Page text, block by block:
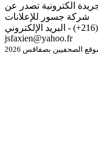
الكترونية تصدر عن
شركة جسور للإعلانات
للإتصال أو نشر الردود الهاتف 54779966 (216+) - البريد الإلكتروني
jsfaxien@yahoo.fr
الصحفيين بصفاقس 2026